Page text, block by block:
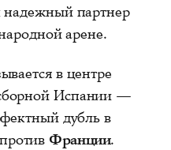
надежный партнер
арене.
в центре
Испании —
дубль в
Франции.